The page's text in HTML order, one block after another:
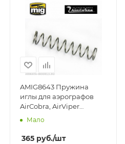
AMIG8643 Пружина
иглы для аэрографов
AirCobra, AirViper
(Needle Tube Spring)
Мало
365 руб./шт